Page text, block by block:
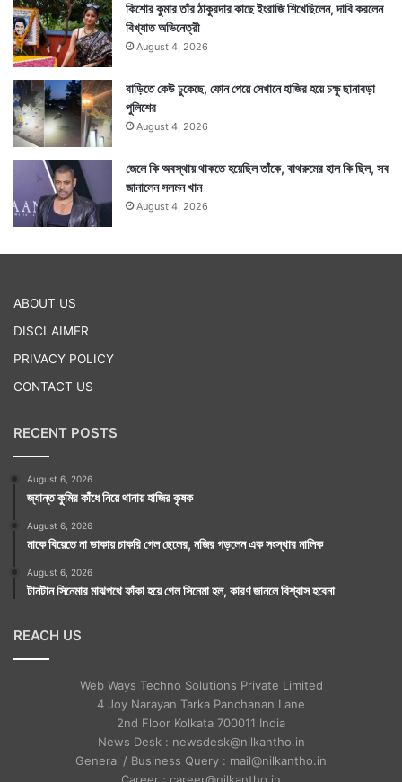
কিশোর কুমার তাঁর ঠাকুরদার কাছে ইংরাজি শিখেছিলেন, দাবি করলেন
বিখ্যাত অভিনেত্রী
August 4, 2026
বাড়িতে কেউ ঢুকেছে, ফোন পেয়ে সেখানে হাজির হয়ে চক্ষু ছানাবড়া
পুলিশের
August 4, 2026
জেলে কি অবস্থায় থাকতে হয়েছিল তাঁকে, বাথরুমের হাল কি ছিল, সব
জানালেন সলমন খান
August 4, 2026
ABOUT US
DISCLAIMER
PRIVACY POLICY
CONTACT US
RECENT POSTS
August 6, 2026
জ্যান্ত কুমির কাঁধে নিয়ে থানায় হাজির কৃষক
August 6, 2026
মাকে বিয়েতে না ডাকায় চাকরি গেল ছেলের, নজির গড়লেন এক সংস্থার মালিক
August 6, 2026
টানটান সিনেমার মাঝপথে ফাঁকা হয়ে গেল সিনেমা হল, কারণ জানলে বিশ্বাস হবেনা
REACH US
Web Ways Techno Solutions Private Limited
4 Joy Narayan Tarka Panchanan Lane
2nd Floor Kolkata 700011 India
News Desk : newsdesk@nilkantho.in
General / Business Query : mail@nilkantho.in